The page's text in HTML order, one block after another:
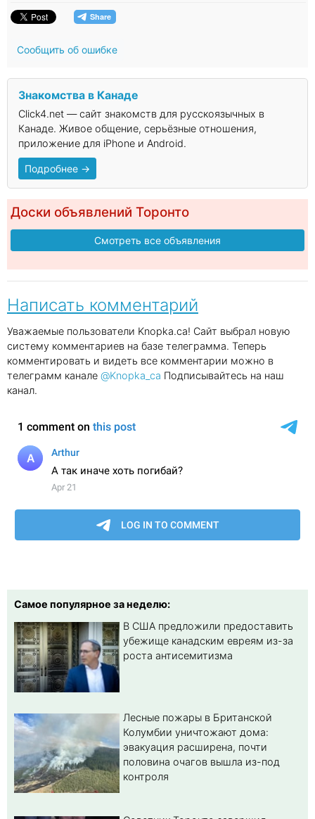
Сообщить об ошибке
Знакомства в Канаде
Click4.net — сайт знакомств для русскоязычных в
Канаде. Живое общение, серьёзные отношения,
приложение для iPhone и Android.
Подробнее →
Доски объявлений Торонто
Смотреть все объявления
Написать комментарий
Уважаемые пользователи Knopka.ca! Сайт выбрал новую
систему комментариев на базе телеграмма. Теперь
комментировать и видеть все комментарии можно в
телеграмм канале @Knopka_ca Подписывайтесь на наш
канал.
Самое популярное за неделю:
В США предложили предоставить
убежище канадским евреям из-за
роста антисемитизма
Лесные пожары в Британской
Колумбии уничтожают дома:
эвакуация расширена, почти
половина очагов вышла из-под
контроля